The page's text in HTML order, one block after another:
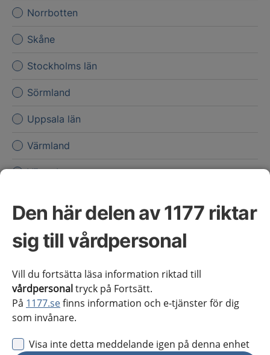
Den här delen av 1177 riktar
sig till vårdpersonal
Vill du fortsätta läsa information riktad till
vårdpersonaltryck på Fortsätt.
På 1177.sefinns information och e-tjänster för dig
som invånare.
Visa inte detta meddelande igen på denna enhet
Norrbotten
Skåne
Stockholms län
Sörmland
Uppsala län
Värmland
Västerbotten
Västra Götaland
Örebro län
Östergötland
Obs! Detta val innebär att du inte ser regionalt innehåll